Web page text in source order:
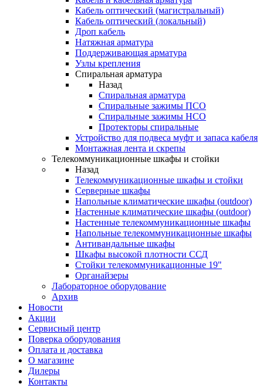
Кабель оптический (магистральный)
Кабель оптический (локальный)
Дроп кабель
Натяжная арматура
Поддерживающая арматура
Узлы крепления
Спиральная арматура
Назад
Спиральная арматура
Спиральные зажимы ПСО
Спиральные зажимы НСО
Протекторы спиральные
Устройство для подвеса муфт и запаса кабеля
Монтажная лента и скрепы
Телекоммуникационные шкафы и стойки
Назад
Телекоммуникационные шкафы и стойки
Серверные шкафы
Напольные климатические шкафы (outdoor)
Настенные климатические шкафы (outdoor)
Настенные телекоммуникационные шкафы
Напольные телекоммуникационные шкафы
Антивандальные шкафы
Шкафы высокой плотности ССД
Стойки телекоммуникационные 19"
Органайзеры
Лабораторное оборудование
Архив
Новости
Акции
Сервисный центр
Поверка оборудования
Оплата и доставка
О магазине
Дилеры
Контакты